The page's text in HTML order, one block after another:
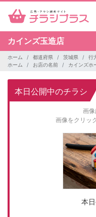
カインズ玉造店
ホーム 都道府県 茨城県
行
ホーム
お店の名前 カインズホ
本日公開中のチラシ
画像
画像をクリッ
本